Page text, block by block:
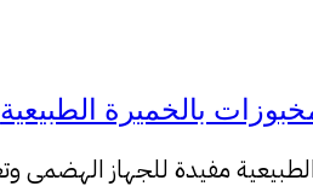
بالخميرة الطبيعية